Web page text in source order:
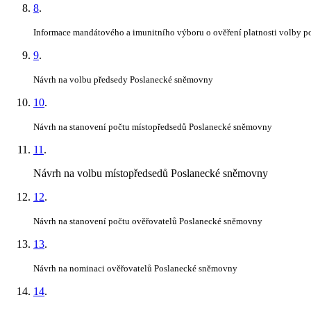
8.
Informace mandátového a imunitního výboru o ověření platnosti volby
9.
Návrh na volbu předsedy Poslanecké sněmovny
10.
Návrh na stanovení počtu místopředsedů Poslanecké sněmovny
11 .
Návrh na volbu místopředsedů Poslanecké sněmovny
12.
Návrh na stanovení počtu ověřovatelů Poslanecké sněmovny
13.
Návrh na nominaci ověřovatelů Poslanecké sněmovny
14.